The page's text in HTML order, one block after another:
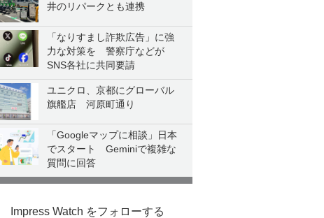
井のリパークとも連携
「なりすまし詐欺広告」に強
力な対策を 警察庁などが
SNS各社に共同要請
ユニクロ、京都にグローバル
旗艦店 河原町通り
「Googleマップに相談」日本
でスタート Geminiで複雑な
質問に回答
Impress Watch をフォローする